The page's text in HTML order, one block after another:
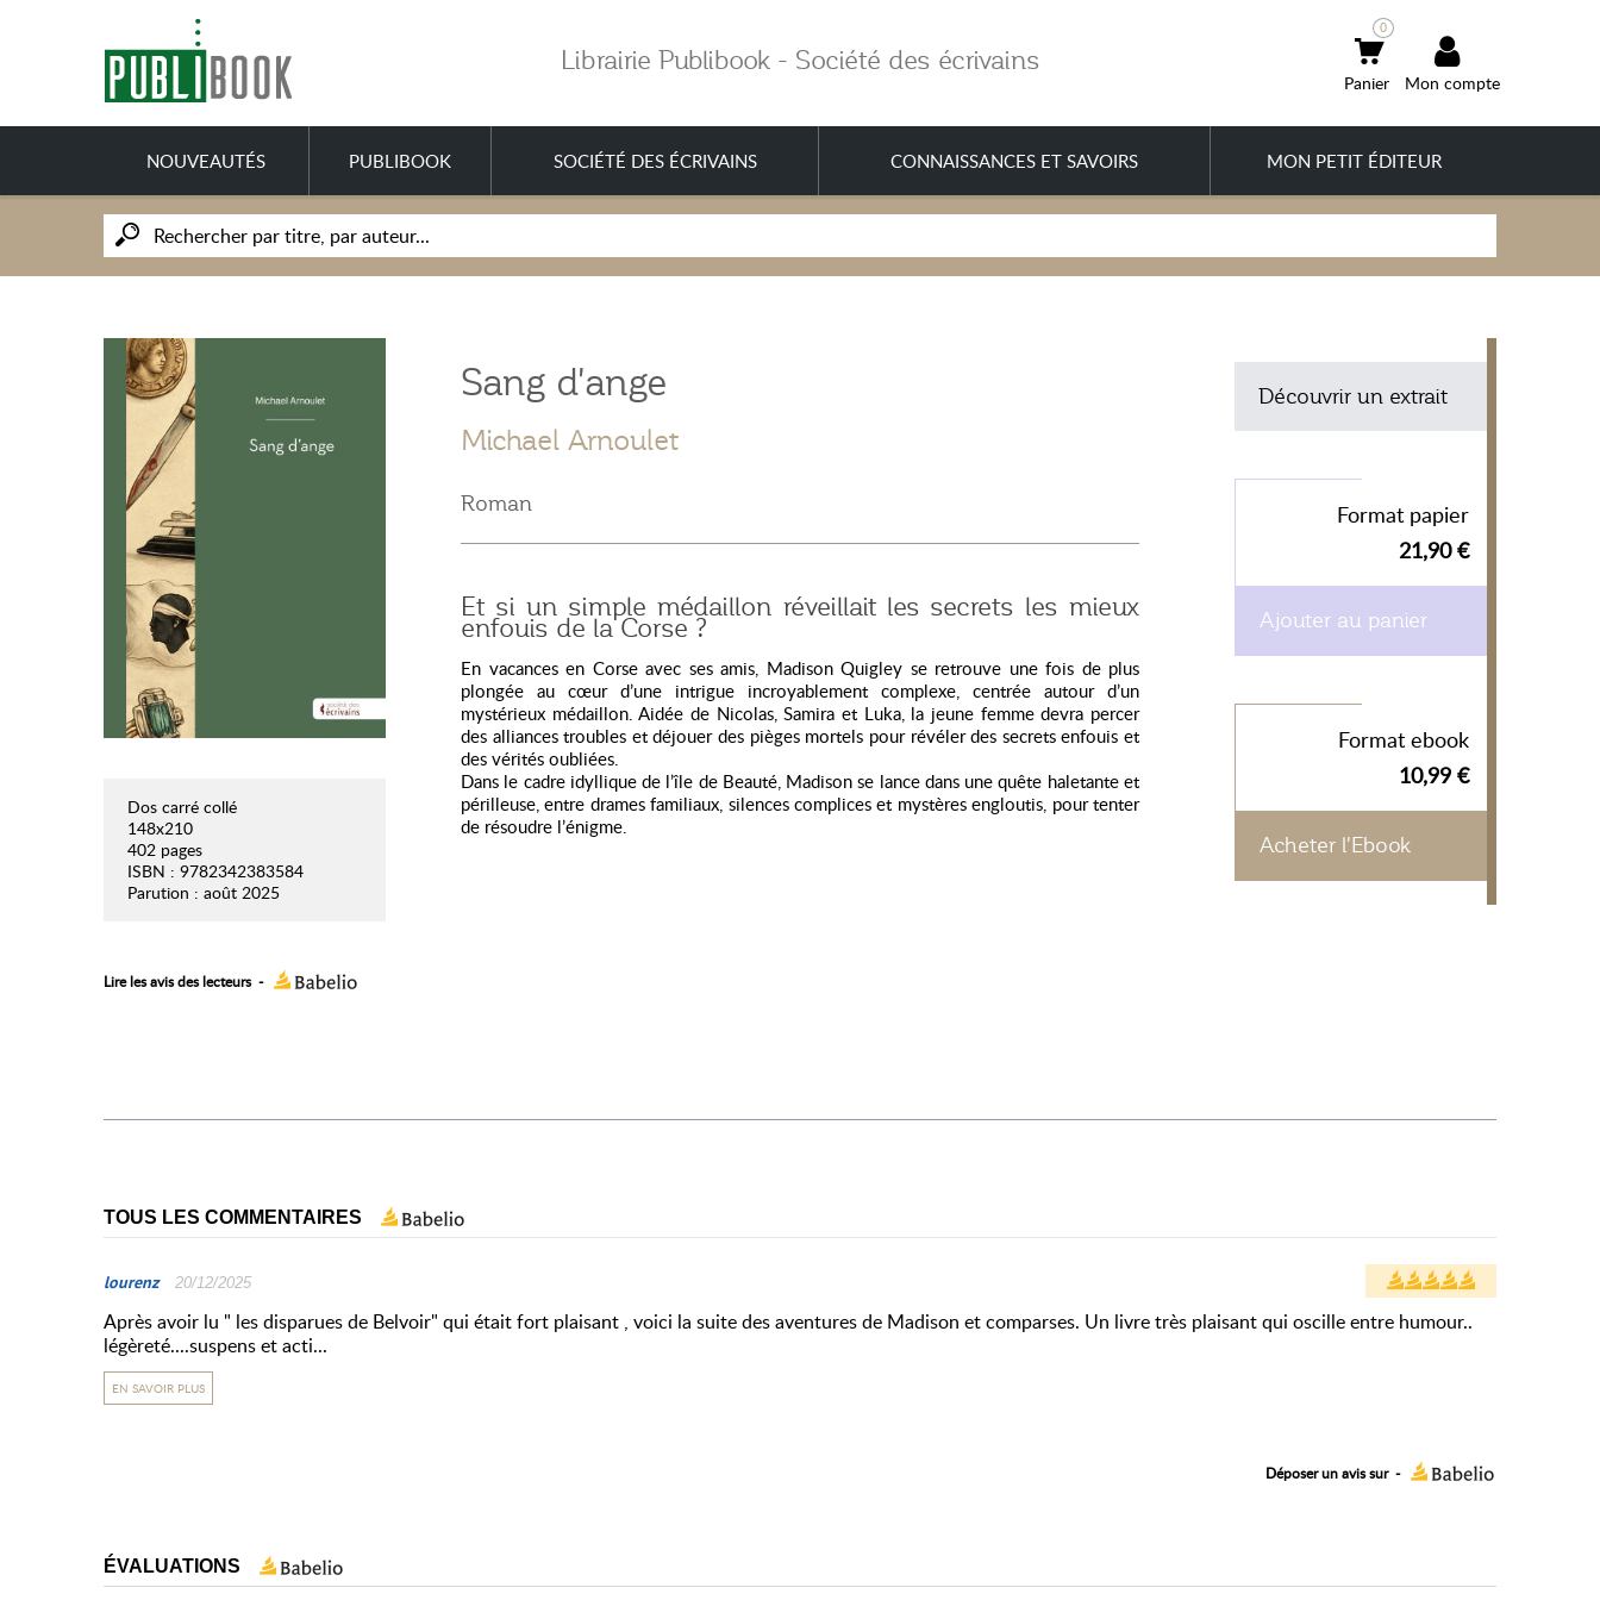
Librairie Publibook - Société des écrivains
Mon compte
0
NOUVEAUTÉS PUBLIBOOK SOCIÉTÉ DES ÉCRIVAINS CONNAISSANCES ET SAVOIRS MON PETIT ÉDITEUR
Dos carré collé
148x210
402 pages
ISBN : 9782342383584
Parution : août 2025
Lire les avis des lecteurs -
Sang d'ange
Michael Arnoulet
Roman
Et si un simple médaillon réveillait les secrets les mieux
enfouis de la Corse ?
En vacances en Corse avec ses amis, Madison Quigley se retrouve une fois de plus
plongée au cœur d’une intrigue incroyablement complexe, centrée autour d’un
mystérieux médaillon. Aidée de Nicolas, Samira et Luka, la jeune femme devra percer
des alliances troubles et déjouer des pièges mortels pour révéler des secrets enfouis et
des vérités oubliées.
Dans le cadre idyllique de l’île de Beauté, Madison se lance dans une quête haletante et
périlleuse, entre drames familiaux, silences complices et mystères engloutis, pour tenter
de résoudre l’énigme.
Découvrir un extrait
Format papier
21,90 €
Ajouter au panier
Format ebook
10,99 €
Acheter l'Ebook
TOUS LES COMMENTAIRES
lourenz 20/12/2025
Après avoir lu " les disparues de Belvoir" qui était fort plaisant , voici la suite des aventures de Madison et comparses. Un livre très plaisant qui oscille entre humour..
légèreté....suspens et acti...
EN SAVOIR PLUS
Déposer un avis sur -
ÉVALUATIONS